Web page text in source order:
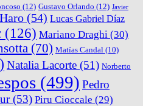
(12) Gustavo Orlando (12) Javier
(54) Lucas Gabriel Díaz
(126) Mariano Draghi (30)
(70) Matías Candal (10)
Natalia Lacorte (51) Norberto
(499) Pedro
(53) Piru Cioccale (29)